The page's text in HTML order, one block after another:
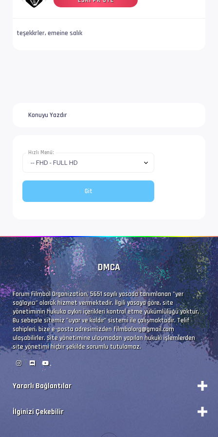
Altyazı #4        : UTF-8
teşekkrler, emeine salık
Konuyu Yazdır
Hızlı Menü:
DMCA
Forum Filmbol Organization, 5651 sayılı yasada tanımlanan "yer
sağlayıcı" olarak hizmet vermektedir. İlgili yasaya göre, site
yönetiminin hukuka aykırı içerikleri kontrol etme yükümlülüğü yoktur.
Bu sebeple sitemiz "uyar ve kaldır" sistemi ile çalışmaktadır. Telif
sahipleri, bize e-posta adresimizdenfilmbolorg@gmail.com
ulaşabilirler. Site yönetimine ulaşmadan yapılan hukuki işlemlerden
site yönetimi hiçbir şekilde sorumlu tutulamaz.
Yararlı Bağlantılar
Vizyon Filmler
İlginizi Çekebilir